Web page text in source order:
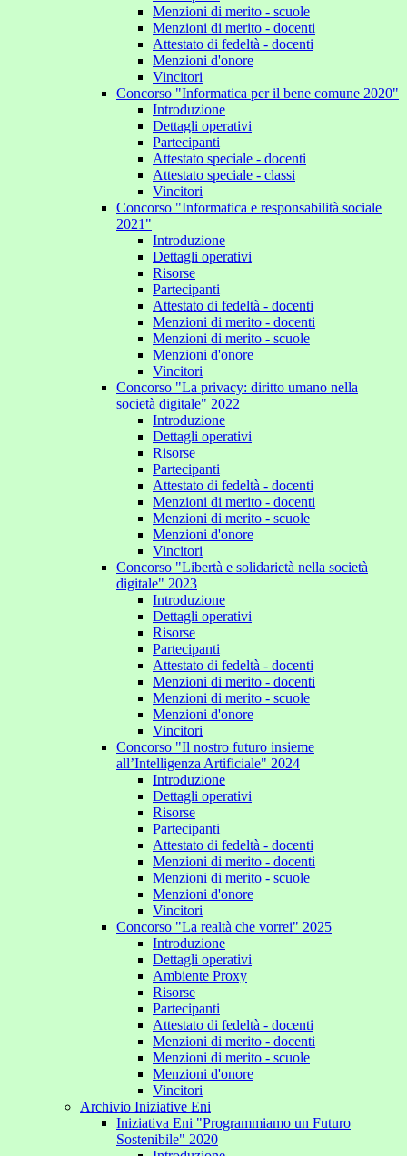
Menzioni di merito - scuole
Menzioni di merito - docenti
Attestato di fedeltà - docenti
Menzioni d'onore
Vincitori
Concorso "Informatica per il bene comune 2020"
Introduzione
Dettagli operativi
Partecipanti
Attestato speciale - docenti
Attestato speciale - classi
Vincitori
Concorso "Informatica e responsabilità sociale
2021"
Introduzione
Dettagli operativi
Risorse
Partecipanti
Attestato di fedeltà - docenti
Menzioni di merito - docenti
Menzioni di merito - scuole
Menzioni d'onore
Vincitori
Concorso "La privacy: diritto umano nella
società digitale" 2022
Introduzione
Dettagli operativi
Risorse
Partecipanti
Attestato di fedeltà - docenti
Menzioni di merito - docenti
Menzioni di merito - scuole
Menzioni d'onore
Vincitori
Concorso "Libertà e solidarietà nella società
digitale" 2023
Introduzione
Dettagli operativi
Risorse
Partecipanti
Attestato di fedeltà - docenti
Menzioni di merito - docenti
Menzioni di merito - scuole
Menzioni d'onore
Vincitori
Concorso "Il nostro futuro insieme
all’Intelligenza Artificiale" 2024
Introduzione
Dettagli operativi
Risorse
Partecipanti
Attestato di fedeltà - docenti
Menzioni di merito - docenti
Menzioni di merito - scuole
Menzioni d'onore
Vincitori
Concorso "La realtà che vorrei" 2025
Introduzione
Dettagli operativi
Ambiente Proxy
Risorse
Partecipanti
Attestato di fedeltà - docenti
Menzioni di merito - docenti
Menzioni di merito - scuole
Menzioni d'onore
Vincitori
Archivio Iniziative Eni
Iniziativa Eni "Programmiamo un Futuro
Sostenibile" 2020